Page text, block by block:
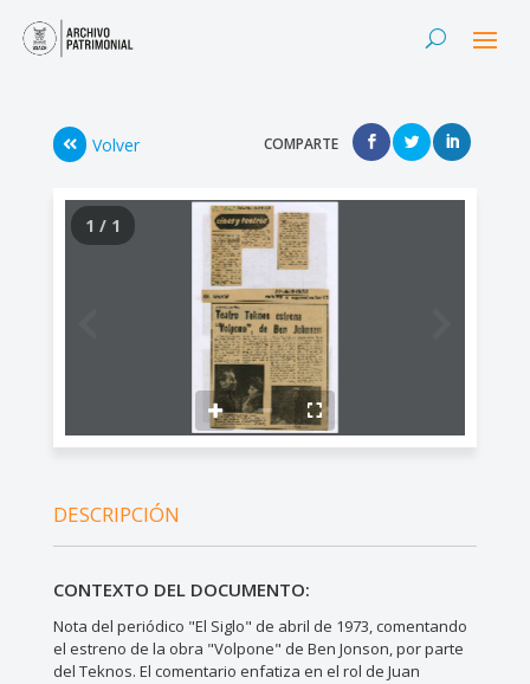
Volver COMPARTE
1 / 1
DESCRIPCIÓN
CONTEXTO DEL DOCUMENTO:
Nota del periódico "El Siglo" de abril de 1973, comentando
el estreno de la obra "Volpone" de Ben Jonson, por parte
del Teknos. El comentario enfatiza en el rol de Juan